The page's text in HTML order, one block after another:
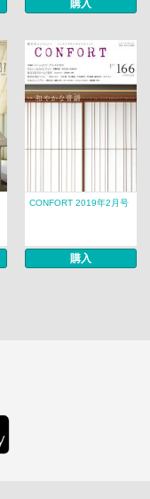
購入
CONFORT 2019年2月号
購入